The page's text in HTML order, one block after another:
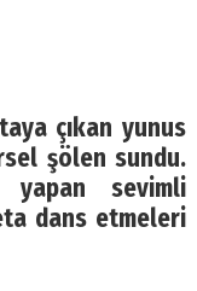
çıkan yunus
şölen sundu.
yapan sevimli
dans etmeleri